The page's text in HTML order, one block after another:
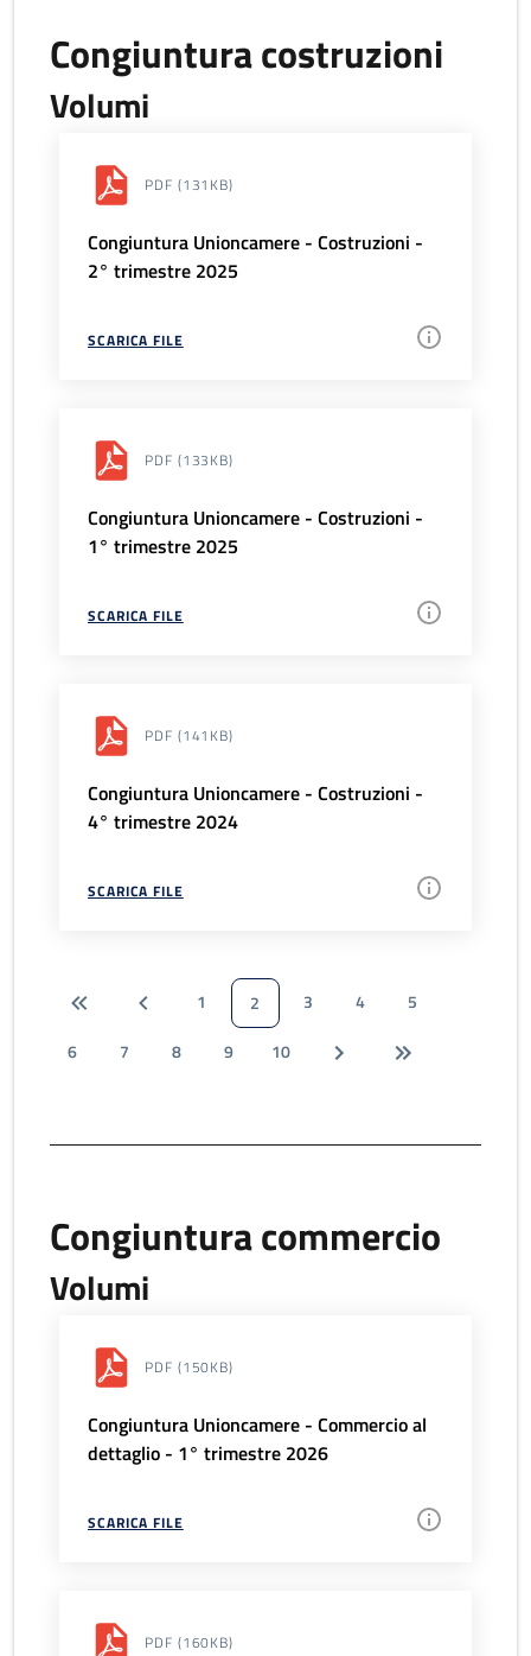
Congiuntura costruzioni
Volumi
PDF (131KB)
Congiuntura Unioncamere - Costruzioni -
2° trimestre 2025
SCARICA FILE
PDF (133KB)
Congiuntura Unioncamere - Costruzioni -
1° trimestre 2025
SCARICA FILE
PDF (141KB)
Congiuntura Unioncamere - Costruzioni -
4° trimestre 2024
SCARICA FILE
1 2 3 4
5
6
7 8 9 10
Congiuntura commercio
Volumi
PDF (150KB)
Congiuntura Unioncamere - Commercio al
dettaglio - 1° trimestre 2026
SCARICA FILE
PDF (160KB)